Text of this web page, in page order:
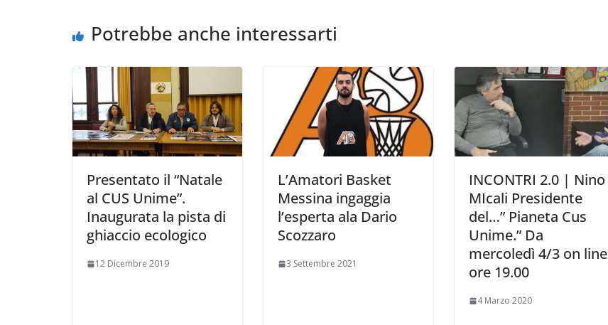
o
r
Potrebbe anche interessarti
Presentato il “Natale
al CUS Unime”.
Inaugurata la pista di
ghiaccio ecologico
12 Dicembre 2019
L’Amatori Basket
Messina ingaggia
l’esperta ala Dario
Scozzaro
3 Settembre 2021
INCONTRI 2.0 | Nino
MIcali Presidente
del…” Pianeta Cus
Unime.” Da
mercoledì 4/3 on line
ore 19.00
4 Marzo 2020